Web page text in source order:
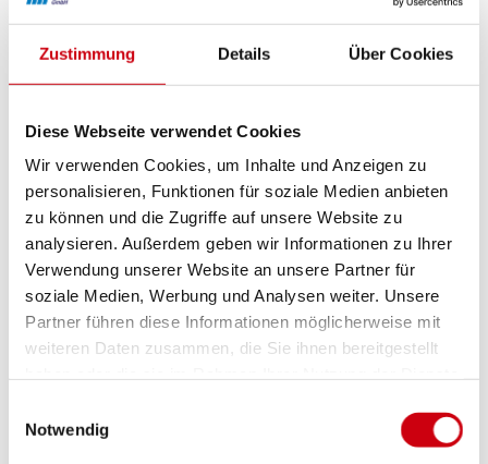
Zustimmung Details Über Cookies
Diese Webseite verwendet Cookies
Wir verwenden Cookies, um Inhalte und Anzeigen zu
personalisieren, Funktionen für soziale Medien anbieten
zu können und die Zugriffe auf unsere Website zu
analysieren. Außerdem geben wir Informationen zu Ihrer
Verwendung unserer Website an unsere Partner für
soziale Medien, Werbung und Analysen weiter. Unsere
Partner führen diese Informationen möglicherweise mit
weiteren Daten zusammen, die Sie ihnen bereitgestellt
Notwendig
LED-Stripe Lichtschiene mit eckigem
Heizstrahler
WMS Sensorik
Weitere Informationen zu
Ausstattungsextras Perea Pergola-Markisen
Farben & Stoffe
Weitere Informationen
Das könnte Sie auch interessieren